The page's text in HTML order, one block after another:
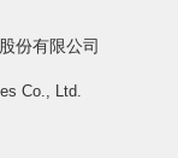
份有限公司
Co., Ltd.